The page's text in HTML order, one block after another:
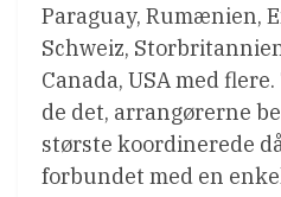
Paraguay, Rumænien,
Schweiz,
Canada, USA med
de det, arrangørerne
største koordinerede
forbundet med en